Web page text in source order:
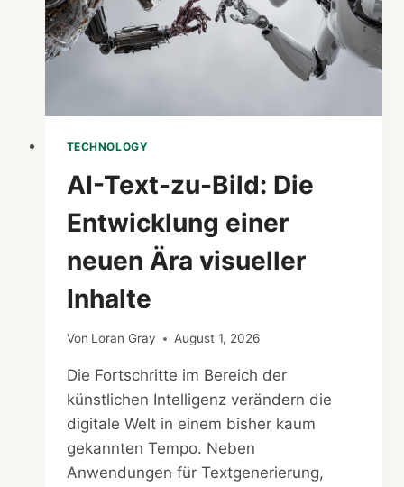
TECHNOLOGY
AI-Text-zu-Bild: Die
Entwicklung einer
neuen Ära visueller
Inhalte
Von Loran Gray August 1, 2026
Die Fortschritte im Bereich der
künstlichen Intelligenz verändern die
digitale Welt in einem bisher kaum
gekannten Tempo. Neben
Anwendungen für Textgenerierung,